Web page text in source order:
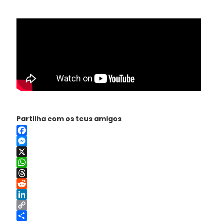
Partilha com os teus amigos
Facebook
Messenger
X
WhatsApp
Threads
Reddit
LinkedIn
Copy